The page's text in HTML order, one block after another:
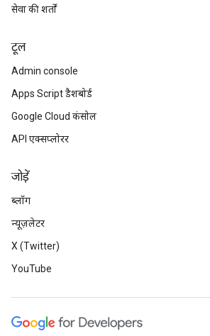
सेवा की शर्तों
टूल
Admin console
Apps Script डैशबोर्ड
Google Cloud कंसोल
API एक्सप्लोरर
जोड़ें
ब्लॉग
न्यूज़लेटर
X (Twitter)
YouTube